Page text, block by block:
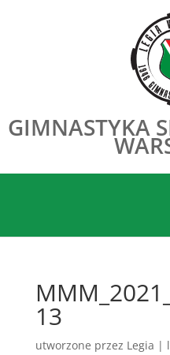
GIMNASTYKA
13
utworzone przez Legia |